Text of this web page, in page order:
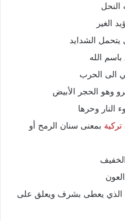
الغير
الشدايد
الله
الى الحرب
وهو الحجر الأبيض
وحرها
تركية بمعنى سنان الرمح أو
يعطى بشرف ويعلق على